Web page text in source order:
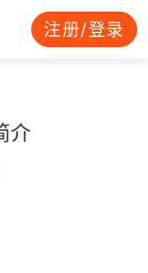
注册/登录
介